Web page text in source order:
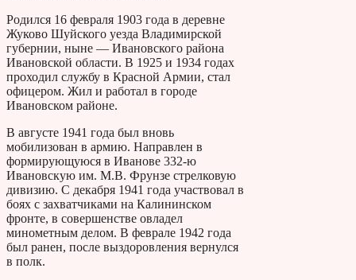
Родился 16 февраля 1903 года в деревне
Жуково Шуйского уезда Владимирской
губернии, ныне — Ивановского района
Ивановской области. В 1925 и 1934 годах
проходил службу в Красной Армии, стал
офицером. Жил и работал в городе
Ивановском районе.
В августе 1941 года был вновь
мобилизован в армию. Направлен в
формирующуюся в Иванове 332-ю
Ивановскую им. М.В. Фрунзе стрелковую
дивизию. С декабря 1941 года участвовал в
боях с захватчиками на Калининском
фронте, в совершенстве овладел
минометным делом. В феврале 1942 года
был ранен, после выздоровления вернулся
в полк.